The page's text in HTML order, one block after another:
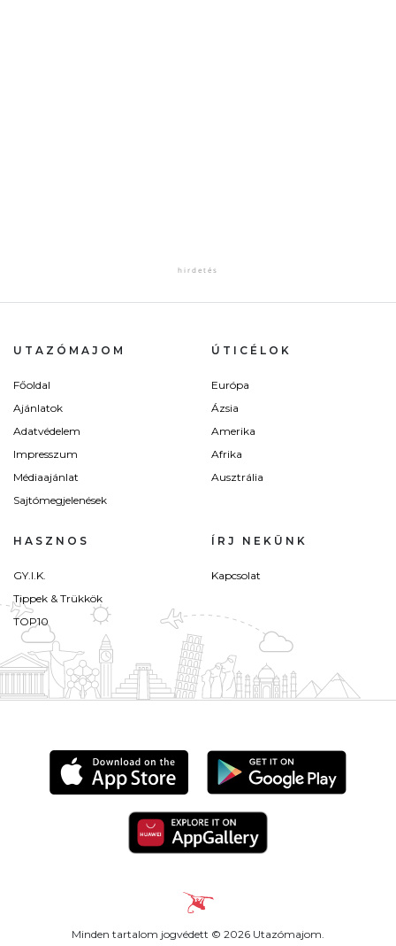
UTAZÓMAJOM
Főoldal
Ajánlatok
Adatvédelem
Impresszum
Médiaajánlat
Sajtómegjelenések
ÚTICÉLOK
Európa
Ázsia
Amerika
Afrika
Ausztrália
HASZNOS
GY.I.K.
Tippek & Trükkök
TOP10
ÍRJ NEKÜNK
Kapcsolat
Minden tartalom jogvédett © 2026 Utazómajom.